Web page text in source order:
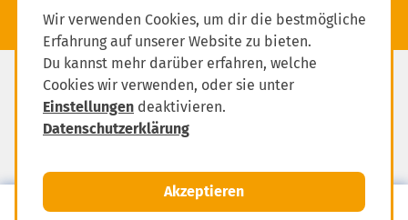
MENÜ
Impressum
Datenschutzerklärung
Wir verwenden Cookies, um dir die bestmögliche
Erfahrung auf unserer Website zu bieten.
Du kannst mehr darüber erfahren, welche
Cookies wir verwenden, oder sie unter
Einstellungen deaktivieren.
Datenschutzerklärung
Akzeptieren